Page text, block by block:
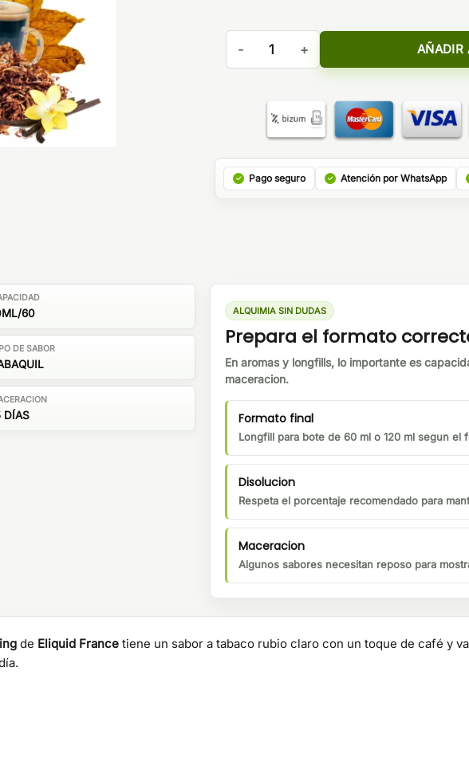
Aroma Relax 10ml/60 Longfill - Premium
AÑADIR
Pago seguro Atención por WhatsApp
60
DE SABOR
DÍAS
ALQUIMIA SIN DUDAS
Prepara el formato
En aromas y longfills, lo importante es
maceracion.
Formato final
Longfill para bote de 60 ml o 120 ml segun el
Disolucion
Respeta el porcentaje recomendado para
Maceracion
Algunos sabores necesitan reposo para
de Eliquid France tiene un sabor a tabaco rubio claro con un toque de café y